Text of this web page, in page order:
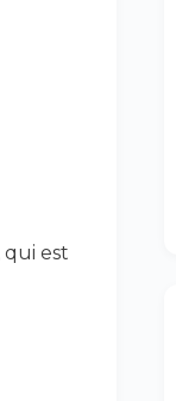
qui est